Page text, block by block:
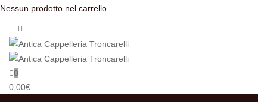
Nessun prodotto nel carrello.
0
0,00€